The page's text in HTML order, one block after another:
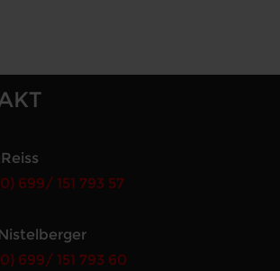
699/ 151 793 57
699/ 151 793 60